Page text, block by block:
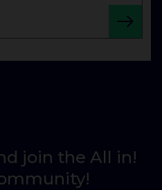
join the All in!